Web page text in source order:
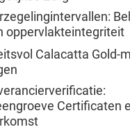
oppervlakteintegriteit
Calacatta Gold-
Certificaten